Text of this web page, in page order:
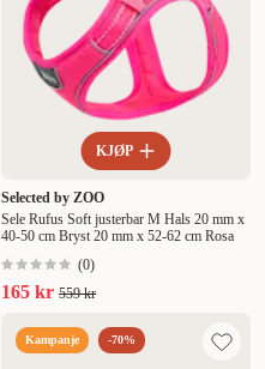
KJØP
Selected by ZOO
Sele Rufus Soft justerbar M Hals 20 mm x
40-50 cm Bryst 20 mm x 52-62 cm Rosa
(0)
165 kr 559 kr
Kampanje -70%